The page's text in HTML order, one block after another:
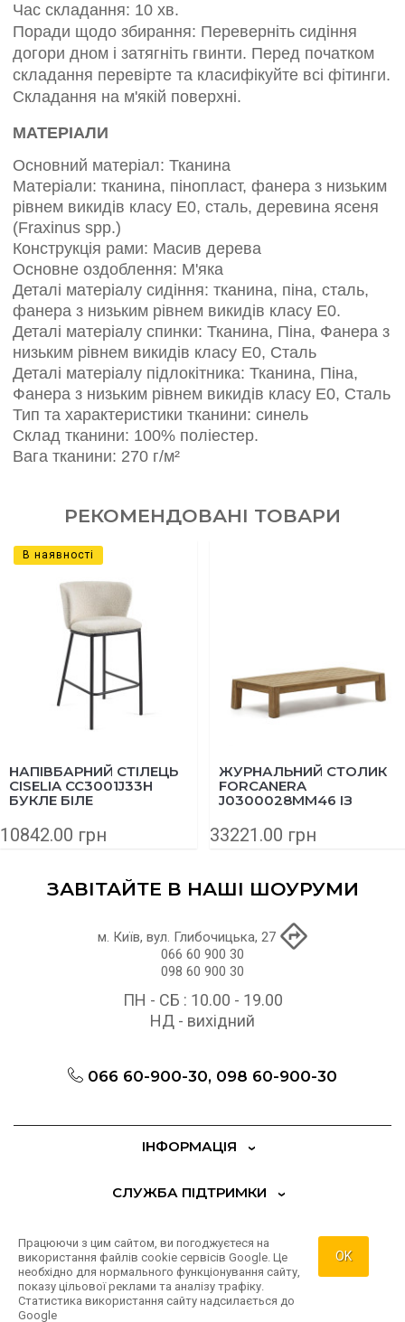
Час складання: 10 хв.
Поради щодо збирання: Переверніть сидіння
догори дном і затягніть гвинти. Перед початком
складання перевірте та класифікуйте всі фітинги.
Складання на м'якій поверхні.
МАТЕРІАЛИ
Основний матеріал: Тканина
Матеріали: тканина, пінопласт, фанера з низьким
рівнем викидів класу E0, сталь, деревина ясеня
(Fraxinus spp.)
Конструкція рами: Масив дерева
Основне оздоблення: М'яка
Деталі матеріалу сидіння: тканина, піна, сталь,
фанера з низьким рівнем викидів класу E0.
Деталі матеріалу спинки: Тканина, Піна, Фанера з
низьким рівнем викидів класу E0, Сталь
Деталі матеріалу підлокітника: Тканина, Піна,
Фанера з низьким рівнем викидів класу E0, Сталь
Тип та характеристики тканини: синель
Склад тканини: 100% поліестер.
Вага тканини: 270 г/м²
РЕКОМЕНДОВАНІ ТОВАРИ
В наявності
НАПІВБАРНИЙ СТІЛЕЦЬ
CISELIA CC3001J33H
БУКЛЕ БІЛЕ
10842.00 грн
ЖУРНАЛЬНИЙ СТОЛИК
FORCANERA
J0300028MM46 ІЗ
СМ
33221.00 грн
ЗАВІТАЙТЕ В НАШІ ШОУРУМИ
м. Київ, вул. Глибочицька, 27
066 60 900 30
098 60 900 30
ПН - СБ : 10.00 - 19.00
НД - вихідний
066 60-900-30, 098 60-900-30
ІНФОРМАЦІЯ
СЛУЖБА ПІДТРИМКИ
ДОДАТКОВО
ОСОБИСТИЙ КАБІНЕТ
Працюючи з цим сайтом, ви погоджуєтеся на
використання файлів cookie сервісів Google. Це
необхідно для нормального функціонування сайту,
показу цільової реклами та аналізу трафіку.
Статистика використання сайту надсилається до
Google
OK